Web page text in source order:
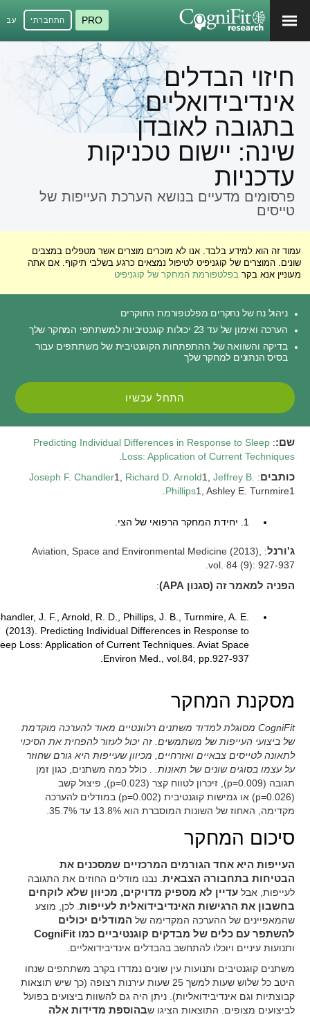
PRO התחברתי
חיזוי הבדלים
אינדיבידואליים
בתגובה לאובדן
שינה: יישום טכניקות
עדכניות
פרסומים מדעיים בנושא הערכת העייפות של
טייסים
עמוד זה הוא למידע בלבד. אנו לא מוכרים מוצרים אשר מטפלים במצבים
שונים. המוצרים של קוגניפיט לטיפול נמצאים כרגע בשלבי תיקוף. אם אתה
מעוניין אנא בקרבפלטפורמת המחקר של קוגניפיט
ניהול נח של נחקרים מפלטפורמת החוקרים
הערכה ואימון של עד 23 יכולות קוגנטיביות למשתתפי המחקר שלך
בדיקה והשוואה של ההתפתחות הקוגנטיבית של משתתפים עבור
בסיס הנתונים למחקר שלך
התחל עכשיו
שם::
Predicting Individual Differences in Response to Sleep
Loss: Application of Current Techniques
כותבים:
Joseph F. Chandler1, Richard D. Arnold1, Jeffrey B.
Phillips1, Ashley E. Turnmire1.
1. יחידת המחקר הרפואי של הצי.
ג'ורנל
: Aviation, Space and Environmental Medicine (2013),
vol. 84 (9): 927-937.
הפניה למאמר זה (סגנון APA)
:
J. F., Arnold, R. D., Phillips, J. B., Turnmire, A. E.
(2013). Predicting Individual Differences in Response to
Loss: Application of Current Techniques. Aviat Space
Environ Med., vol.84, pp.927-937.
מסקנת המחקר
CogniFit מסוגלת למדוד משתנים רלוונטיים מאוד להערכה מוקדמת
של ביצועי העייפות של משתמשים. זה יכול לעזור להפחית את הסיכוי
לתאונה לטייסים צבאיים ואזרחיים, מכיוון שעייפות היא גורם שחוזר
על עצמו בסוגים שונים של תאונות.
. כולל כמה משתנים, כגון זמן
תגובה (p=0.009), זיכרון לטווח קצר (p=0.023), פיצול קשב
(p=0.026) או גמישות קוגנטיבית (p=0.002) במודלים להערכה
מקדימה, האחוז של השונות המוסברת הוא 13.8% עד 35.7%.
סיכום המחקר
העייפות היא אחד הגורמים המרכזיים שמסכנים את
הבטיחות בתחבורה הצבאית . נבנו מודלים החוזים את התגובה
לעייפות, אבל עדיין לא מספיק מדויקים, מכיוון שלא לוקחים
בחשבון את הרגישות האינדיבידואלית לעייפות . לכן, מוצע
שהמאפיינים של ההערכה המקדימה של המודלים יכולים
להשתפר עם כלים של מבדקים קוגנטיביים כמו CogniFit
ותנועות עיניים ויוכלו להתחשב בהבדלים אינדיבידואליים.
משתנים קוגנטיבים ותנועות עין שונים נמדדו בקרב משתתפים שנחו
היטב כל שלוש שעות למשך 25 שעות עירנות רצופה (כך שיש תוצאות
קבוצתיות וגם אינדיבידואליות). ניתן היה גם להשוות ביצועים בפועל
לביצועים מצופים. התוצאות הציגו שבהוספת מדידות אלה